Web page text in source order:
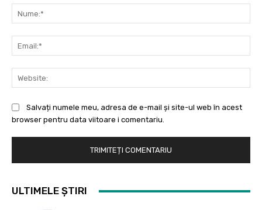
Salvați numele meu, adresa de e-mail și site-ul web în acest
browser pentru data viitoare i comentariu.
ULTIMELE ȘTIRI